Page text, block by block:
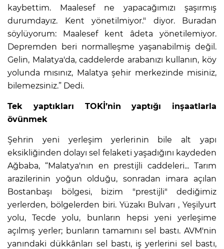
kaybettim. Maalesef ne yapacağımızı şaşırmış
durumdayız. Kent yönetilmiyor." diyor. Buradan
söylüyorum: Maalesef kent âdeta yönetilemiyor.
Depremden beri normalleşme yaşanabilmiş değil.
Gelin, Malatya'da, caddelerde arabanızı kullanın, köy
yolunda mısınız, Malatya şehir merkezinde misiniz,
bilemezsiniz.” Dedi.
Tek yaptıkları TOKİ’nin yaptığı inşaatlarla
övünmek
Şehrin yeni yerleşim yerlerinin bile alt yapı
eksikliğinden dolayı sel felaketi yaşadığını kaydeden
Ağbaba, “Malatya'nın en prestijli caddeleri... Tarım
arazilerinin yoğun olduğu, sonradan imara açılan
Bostanbaşı bölgesi, bizim "prestijli" dediğimiz
yerlerden, bölgelerden biri. Yüzakı Bulvarı , Yeşilyurt
yolu, Tecde yolu, bunların hepsi yeni yerleşime
açılmış yerler; bunların tamamını sel bastı. AVM'nin
yanındaki dükkânları sel bastı, iş yerlerini sel bastı,